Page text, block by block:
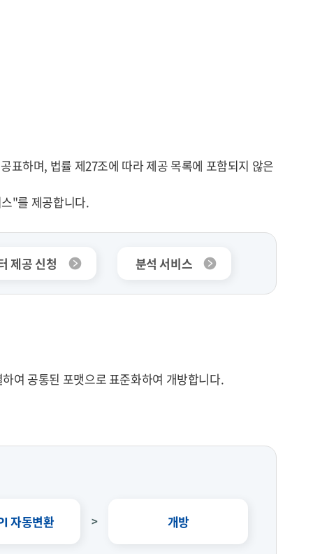
표하며, 법률 제27조에 따라 제공 목록에 포함되지 않은
"를 제공합니다.
제공 신청 분석 서비스
여 공통된 포맷으로 표준화하여 개방합니다.
자동변환 개방